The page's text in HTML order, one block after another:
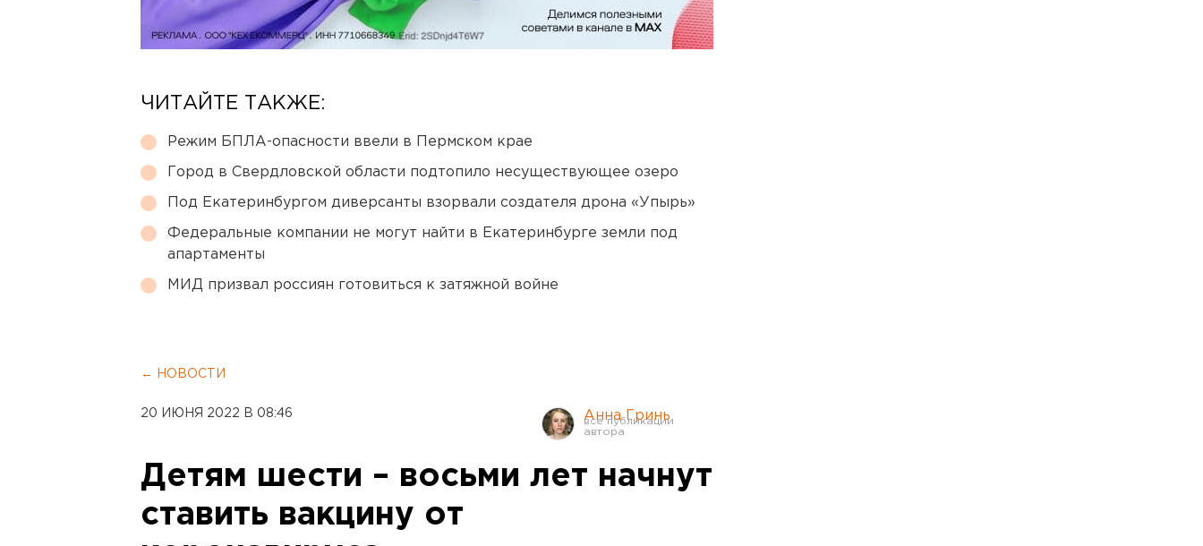
ЧИТАЙТЕ ТАКЖЕ:
Режим БПЛА-опасности ввели в Пермском крае
Город в Свердловской области подтопило несуществующее озеро
Под Екатеринбургом диверсанты взорвали создателя дрона «Упырь»
Федеральные компании не могут найти в Екатеринбурге земли под
апартаменты
МИД призвал россиян готовиться к затяжной войне
← НОВОСТИ
20 ИЮНЯ 2022 В 08:46 Анна Гринь
Детям шести – восьми лет начнут
ставить вакцину от